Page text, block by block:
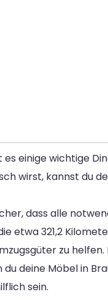
einige wichtige
wirst, kannst du
dass alle
etwa 321,2
zu
deine Möbel in
sein.